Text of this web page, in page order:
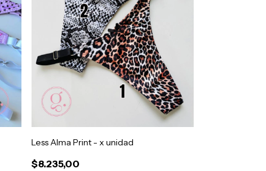
Less Alma Print - x unidad
$8.235,00